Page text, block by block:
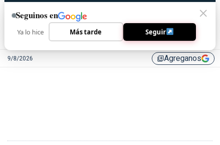
9/8/2026 library_addAgreganos
Seguinos en
Ya lo hice Más tarde Seguir